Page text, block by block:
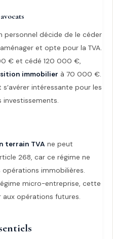
personnel décide de le céder
et opte pour la TVA.
€ et cédé 120 000 €,
immobilier à 70 000 €.
intéressante pour les
investissements.
terrain TVA ne peut
268, car ce régime ne
opérations immobilières.
micro-entreprise, cette
aux opérations futures.